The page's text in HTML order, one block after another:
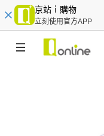
京站ｉ購物
立刻使用官方APP